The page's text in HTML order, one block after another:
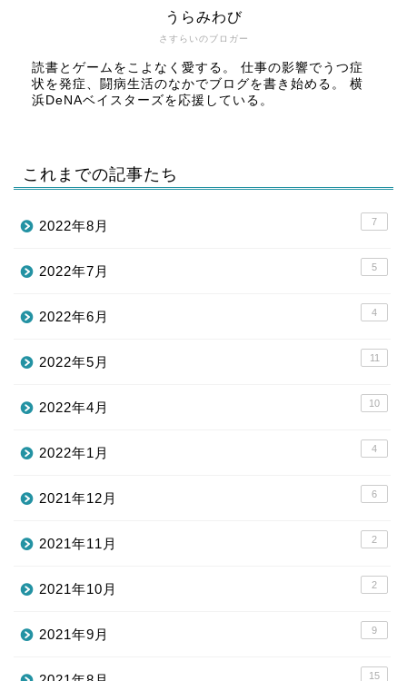
さすらいのブロガー
うらみわび
読書とゲームをこよなく愛する。 仕事の影響でうつ症
状を発症、闘病生活のなかでブログを書き始める。 横
浜DeNAベイスターズを応援している。
これまでの記事たち
2022年8月 7
2022年7月 5
2022年6月 4
2022年5月 11
2022年4月 10
2022年1月 4
2021年12月 6
2021年11月 2
2021年10月 2
2021年9月 9
15